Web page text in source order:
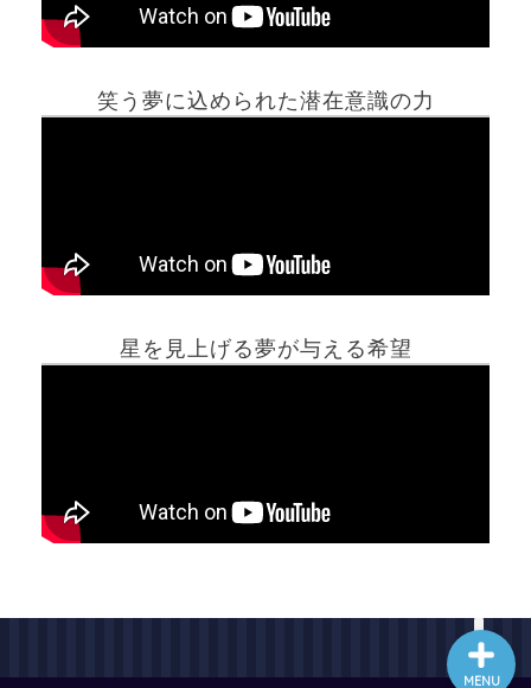
笑う夢に込められた潜在意識の力
星を見上げる夢が与える希望
MENU
ホーム
最新記事動画